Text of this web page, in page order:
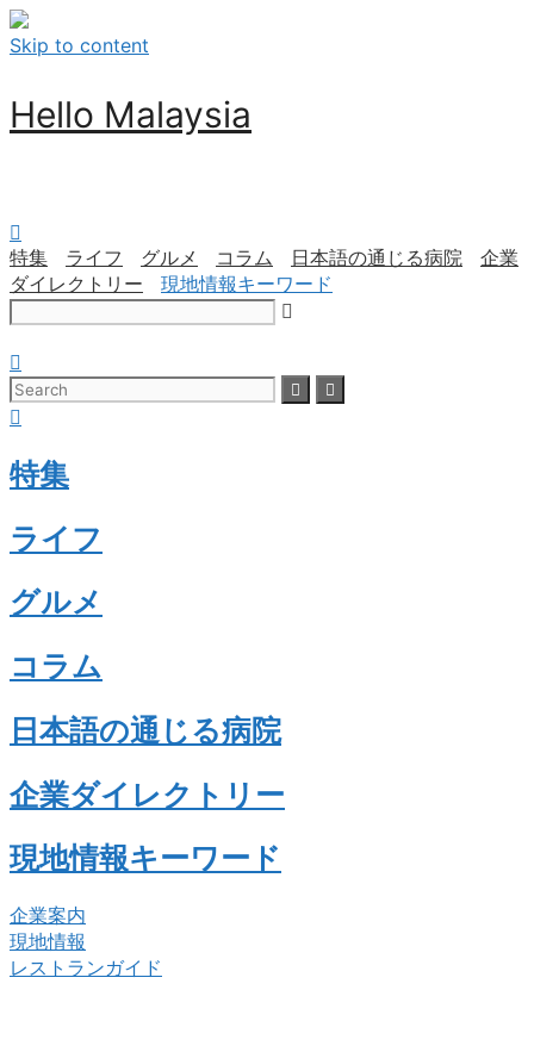
Skip to content
Hello Malaysia
特集 ライフ グルメ コラム 日本語の通じる病院
企業
ダイレクトリー
現地情報キーワード
特集
ライフ
グルメ
コラム
日本語の通じる病院
企業ダイレクトリー
現地情報キーワード
企業案内
現地情報
レストランガイド